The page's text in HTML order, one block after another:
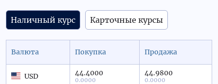
Наличный курс Карточные курсы
Валюта Покупка Продажа
USD 44.4000
0.0000
44.9800
0.0000